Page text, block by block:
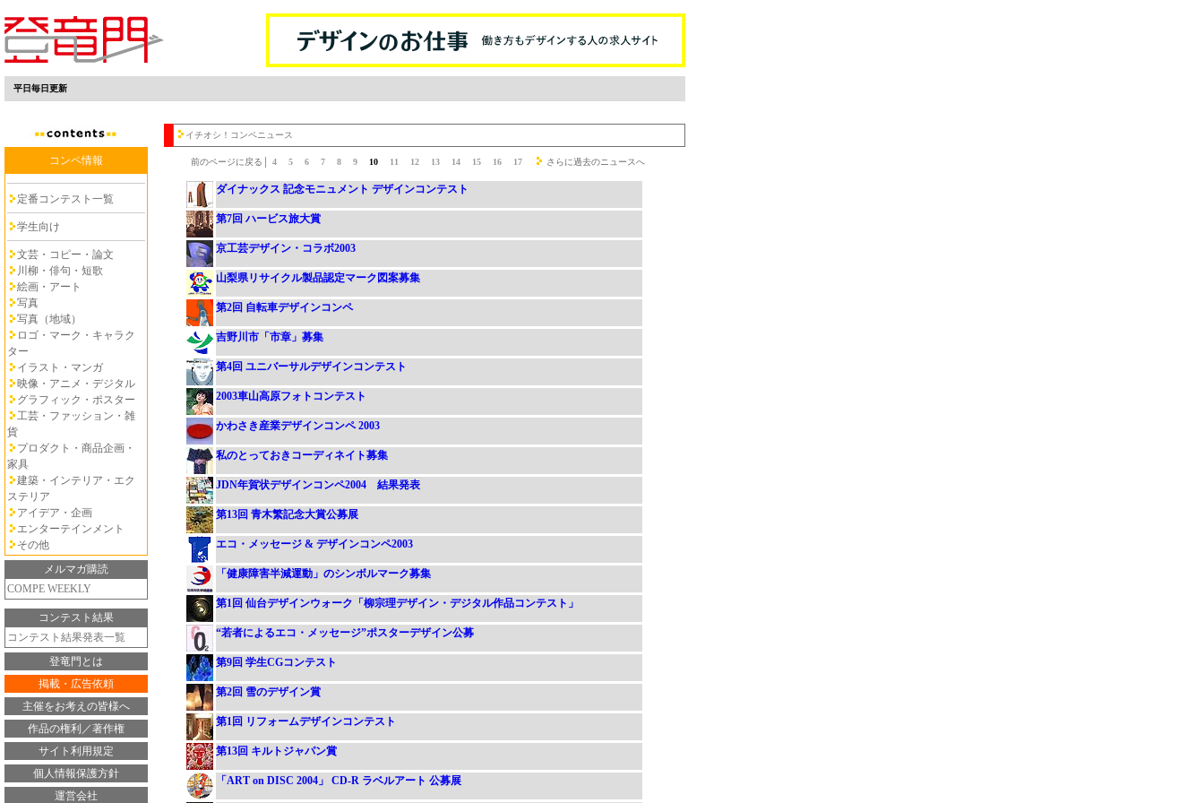
平日毎日更新
イチオシ！コンペニュース
コンペ情報
定番コンテスト一覧
学生向け
文芸・コピー・論文
川柳・俳句・短歌
絵画・アート
写真
写真（地域）
ロゴ・マーク・キャラク
ター
イラスト・マンガ
映像・アニメ・デジタル
グラフィック・ポスター
工芸・ファッション・雑
貨
プロダクト・商品企画・
家具
建築・インテリア・エク
ステリア
アイデア・企画
エンターテインメント
その他
メルマガ購読
COMPE WEEKLY
コンテスト結果
コンテスト結果発表一覧
登竜門とは
掲載・広告依頼
主催をお考えの皆様へ
作品の権利／著作権
サイト利用規定
個人情報保護方針
運営会社
前のページに戻る│ 4 5 6 7 8 9 10 11 12 13 14 15 16 17 さらに過去のニュースへ
ダイナックス 記念モニュメント デザインコンテスト
第7回 ハービス旅大賞
京工芸デザイン・コラボ2003
山梨県リサイクル製品認定マーク図案募集
第2回 自転車デザインコンペ
吉野川市「市章」募集
第4回 ユニバーサルデザインコンテスト
2003車山高原フォトコンテスト
かわさき産業デザインコンペ 2003
私のとっておきコーディネイト募集
JDN年賀状デザインコンペ2004 結果発表
第13回 青木繁記念大賞公募展
エコ・メッセージ & デザインコンペ2003
「健康障害半減運動」のシンボルマーク募集
第1回 仙台デザインウォーク「柳宗理デザイン・デジタル作品コンテスト」
“若者によるエコ・メッセージ”ポスターデザイン公募
第9回 学生CGコンテスト
第2回 雪のデザイン賞
第1回 リフォームデザインコンテスト
第13回 キルトジャパン賞
「ART on DISC 2004」 CD-R ラベルアート 公募展